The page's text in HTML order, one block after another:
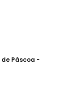
Páscoa -